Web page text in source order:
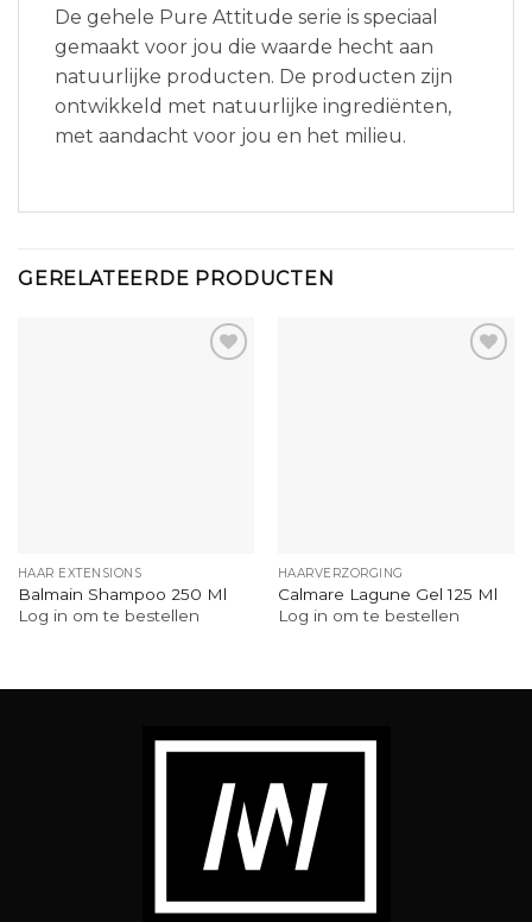
De gehele Pure Attitude serie is speciaal
gemaakt voor jou die waarde hecht aan
natuurlijke producten. De producten zijn
ontwikkeld met natuurlijke ingrediënten,
met aandacht voor jou en het milieu.
GERELATEERDE PRODUCTEN
HAAR EXTENSIONS
Balmain Shampoo 250 Ml
Log in om te bestellen
HAARVERZORGING
Calmare Lagune Gel 125 Ml
Log in om te bestellen